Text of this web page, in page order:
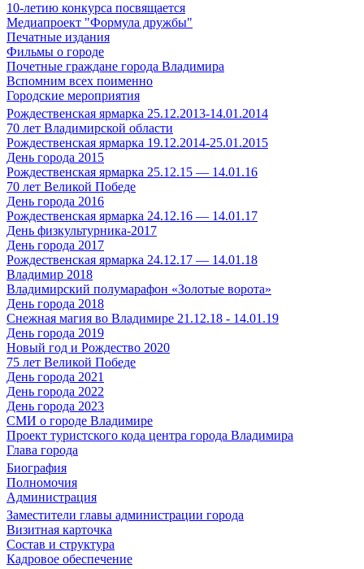
10-летию конкурса посвящается
Медиапроект "Формула дружбы"
Печатные издания
Фильмы о городе
Почетные граждане города Владимира
Вспомним всех поименно
Городские мероприятия
Рождественская ярмарка 25.12.2013-14.01.2014
70 лет Владимирской области
Рождественская ярмарка 19.12.2014-25.01.2015
День города 2015
Рождественская ярмарка 25.12.15 — 14.01.16
70 лет Великой Победе
День города 2016
Рождественская ярмарка 24.12.16 — 14.01.17
День физкультурника-2017
День города 2017
Рождественская ярмарка 24.12.17 — 14.01.18
Владимир 2018
Владимирский полумарафон «Золотые ворота»
День города 2018
Снежная магия во Владимире 21.12.18 - 14.01.19
День города 2019
Новый год и Рождество 2020
75 лет Великой Победе
День города 2021
День города 2022
День города 2023
СМИ о городе Владимире
Проект туристского кода центра города Владимира
Глава города
Биография
Полномочия
Администрация
Заместители главы администрации города
Визитная карточка
Состав и структура
Кадровое обеспечение